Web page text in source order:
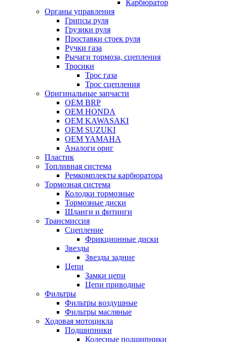
Карбюратор
Органы управления
Грипсы руля
Грузики руля
Проставки стоек руля
Ручки газа
Рычаги тормоза, сцепления
Тросики
Трос газа
Трос сцепления
Оригинальные запчасти
OEM BRP
OEM HONDA
OEM KAWASAKI
OEM SUZUKI
OEM YAMAHA
Аналоги ориг
Пластик
Топливная система
Ремкомплекты карбюратора
Тормозная система
Колодки тормозные
Тормозные диски
Шланги и фитинги
Трансмиссия
Cцепление
Фрикционные диски
Звезды
Звезды задние
Цепи
Замки цепи
Цепи приводные
Фильтры
Фильтры воздушные
Фильтры масляные
Ходовая мотоцикла
Подшипники
Колесные подшипники